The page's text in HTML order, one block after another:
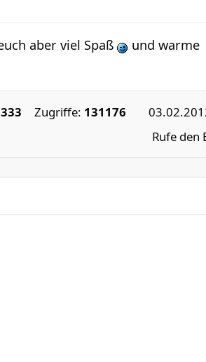
aber viel Spaß
und warme
333 Zugriffe: 131176
Rufe den